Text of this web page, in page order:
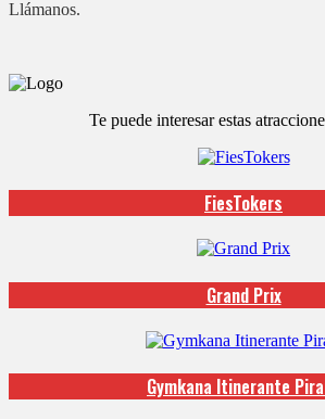
Llámanos.
Te puede interesar estas
FiesTokers
Grand Prix
Gymkana Itinerante